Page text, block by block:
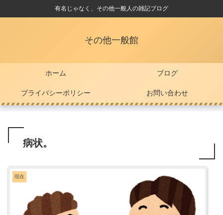
有名じゃなく、その他一般人の雑記ブログ
その他一般館
ホーム ブログ
プライバシーポリシー お問い合わせ
病状。
現在